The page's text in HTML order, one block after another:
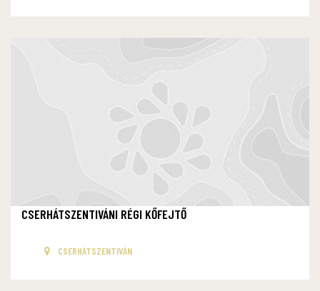
CSERHÁTSZENTIVÁNI RÉGI KŐFEJTŐ
CSERHÁTSZENTIVÁN